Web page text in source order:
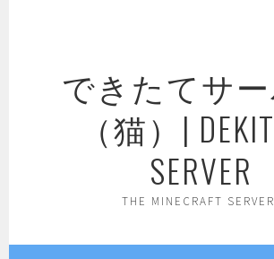
できたてサ
（猫）|
SERVER
THE MINECRAFT